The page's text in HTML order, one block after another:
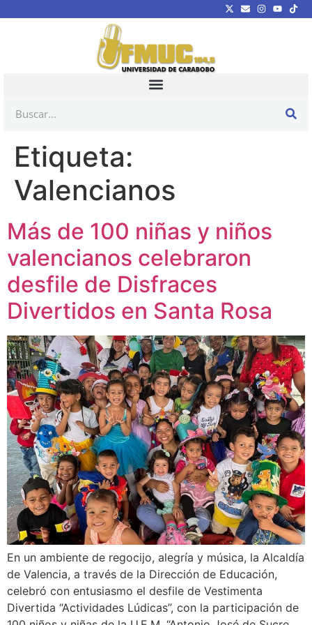
Etiqueta:
Valencianos
Más de 100 niñas y niños
valencianos celebraron
desfile de Disfraces
Divertidos en Santa Rosa
En un ambiente de regocijo, alegría y música, la Alcaldía
de Valencia, a través de la Dirección de Educación,
celebró con entusiasmo el desfile de Vestimenta
Divertida “Actividades Lúdicas”, con la participación de